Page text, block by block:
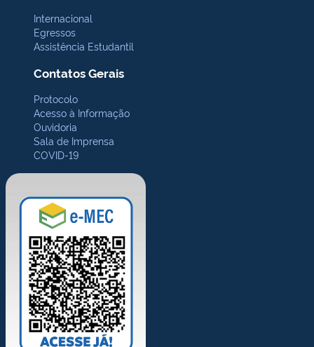
Internacional
Egressos
Assistência Estudantil
Contatos Gerais
Protocolo
Acesso à Informação
Ouvidoria
Sala de Imprensa
COVID-19